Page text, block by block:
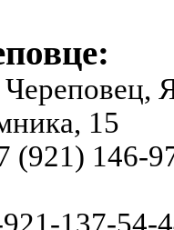
Череповец,
15
(921) 146-